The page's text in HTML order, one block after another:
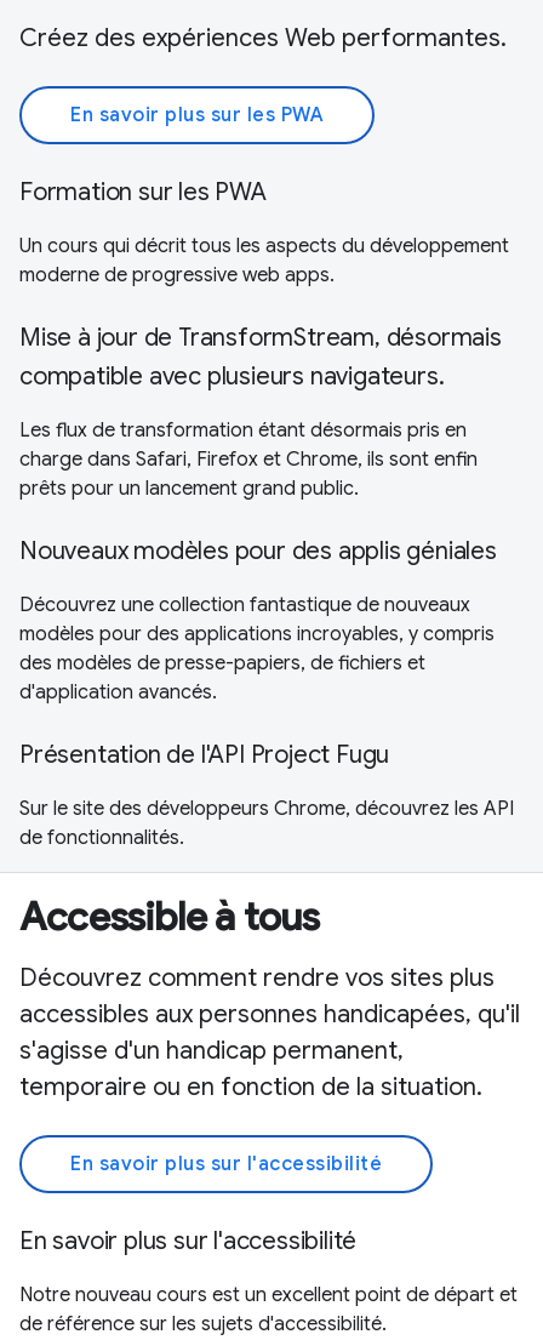
Créez des expériences Web performantes.
En savoir plus sur les PWA
Formation sur les PWA
Un cours qui décrit tous les aspects du développement
moderne de progressive web apps.
Mise à jour de TransformStream, désormais
compatible avec plusieurs navigateurs.
Les flux de transformation étant désormais pris en
charge dans Safari, Firefox et Chrome, ils sont enfin
prêts pour un lancement grand public.
Nouveaux modèles pour des applis géniales
Découvrez une collection fantastique de nouveaux
modèles pour des applications incroyables, y compris
des modèles de presse-papiers, de fichiers et
d'application avancés.
Présentation de l'API Project Fugu
Sur le site des développeurs Chrome, découvrez les API
de fonctionnalités.
Accessible à tous
Découvrez comment rendre vos sites plus
accessibles aux personnes handicapées, qu'il
s'agisse d'un handicap permanent,
temporaire ou en fonction de la situation.
En savoir plus sur l'accessibilité
En savoir plus sur l'accessibilité
Notre nouveau cours est un excellent point de départ et
de référence sur les sujets d'accessibilité.